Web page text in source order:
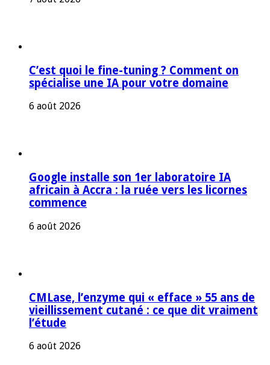
C’est quoi le fine-tuning ? Comment on
spécialise une IA pour votre domaine
6 août 2026
Google installe son 1er laboratoire IA
africain à Accra : la ruée vers les licornes
commence
6 août 2026
CMLase, l’enzyme qui « efface » 55 ans de
vieillissement cutané : ce que dit vraiment
l’étude
6 août 2026